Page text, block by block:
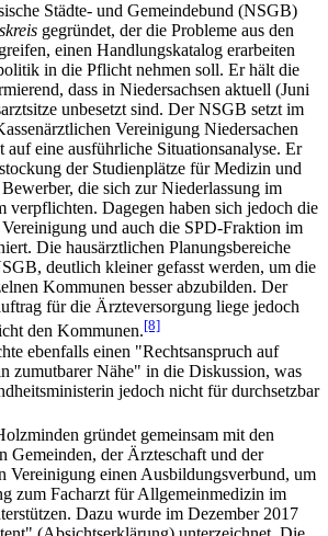
Städte- und Gemeindebund (NSGB)
gegründet, der die Probleme aus den
einen Handlungs­katalog erarbeiten
in die Pflicht nehmen soll. Er hält die
dass in Niedersachsen aktuell (Juni
unbesetzt sind. Der NSGB setzt im
Vereinigung Niedersachen
eine ausführliche Situationsanalyse. Er
der Studienplätze für Medizin und
die sich zur Niederlassung im
verpflichten. Dagegen haben sich jedoch die
und auch die SPD-Fraktion im
Die haus­ärztlichen Planungs­bereiche
deutlich kleiner gefasst werden, um die
Kommunen besser abzubilden. Der
für die Ärzte­versorgung liege jedoch
den Kommunen.[8]
ebenfalls einen "Rechtsanspruch auf
zumutbarer Nähe" in die Diskussion, was
jedoch nicht für durchsetzbar
gründet gemeinsam mit den
Gemeinden, der Ärzteschaft und der
Vereinigung einen Ausbildungsverbund, um
zum Facharzt für Allgemeinmedizin im
Dazu wurde im Dezember 2017